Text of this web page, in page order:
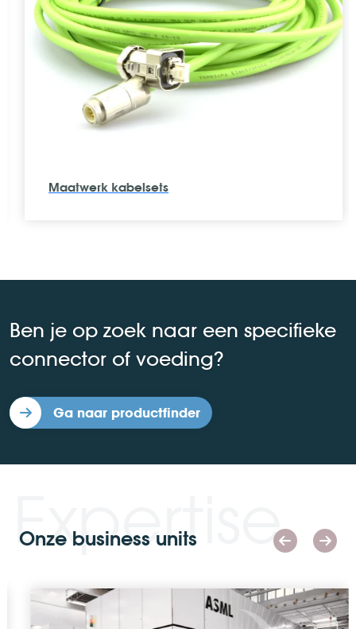
Maatwerk kabelsets
Ben je op zoek naar een specifieke
connector of voeding?
Ga naar productfinder
Onze business units
Expertise